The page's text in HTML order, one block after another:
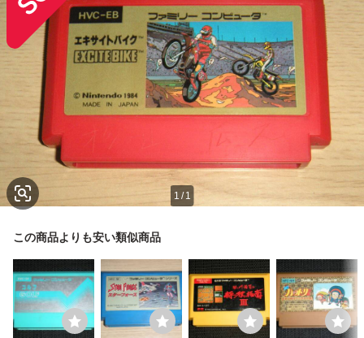
1 / 1
この商品よりも安い類似商品